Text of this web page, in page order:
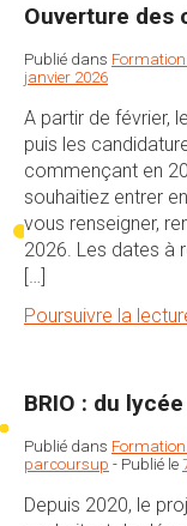
Ouverture des
Publié dans
janvier 2026
A partir de février,
puis les
commençant en
souhaitiez entrer
vous renseigner,
2026. Les dates à
[…]
Poursuivre la
BRIO : du
Publié dans
parcoursup - Publié le
Depuis 2020, le